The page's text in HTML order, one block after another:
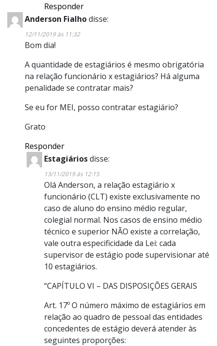
Responder
Anderson Fialhodisse:
12/11/2019 às 11:32
Bom dia!
A quantidade de estagiários é mesmo obrigatória
na relação funcionário x estagiários? Há alguma
penalidade se contratar mais?
Se eu for MEI, posso contratar estagiário?
Grato
Responder
Estagiáriosdisse:
13/11/2019 às 12:15
Olá Anderson, a relação estagiário x
funcionário (CLT) existe exclusivamente no
caso de aluno do ensino médio regular,
colegial normal. Nos casos de ensino médio
técnico e superior NÃO existe a correlação,
vale outra especificidade da Lei: cada
supervisor de estágio pode supervisionar até
10 estagiários.
“CAPÍTULO VI – DAS DISPOSIÇÕES GERAIS
Art. 17º O número máximo de estagiários em
relação ao quadro de pessoal das entidades
concedentes de estágio deverá atender às
seguintes proporções: